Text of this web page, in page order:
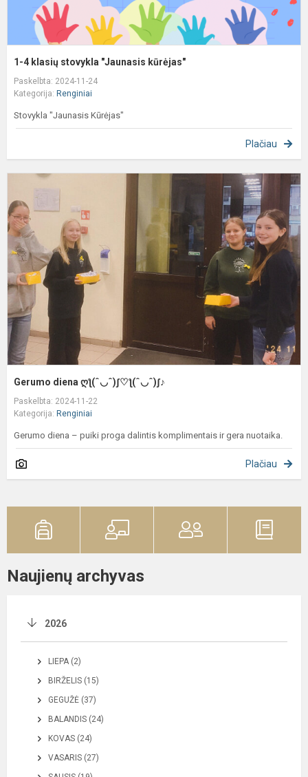
1-4 klasių stovykla "Jaunasis kūrėjas"
Paskelbta: 2024-11-24
Kategorija: Renginiai
Stovykla "Jaunasis Kūrėjas"
Plačiau
Gerumo diena ღƪ(ˆ◡ˆ)ʃ♡ƪ(ˆ◡ˆ)ʃ♪
Paskelbta: 2024-11-22
Kategorija: Renginiai
Gerumo diena – puiki proga dalintis komplimentais ir gera nuotaika.
Plačiau
Naujienų archyvas
2026
LIEPA (2)
BIRŽELIS (15)
GEGUŽĖ (37)
BALANDIS (24)
KOVAS (24)
VASARIS (27)